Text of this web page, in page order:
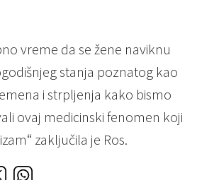
vreme da se žene naviknu
stanja poznatog kao
i strpljenja kako bismo
ovaj medicinski fenomen koji
zaključila je Ros.